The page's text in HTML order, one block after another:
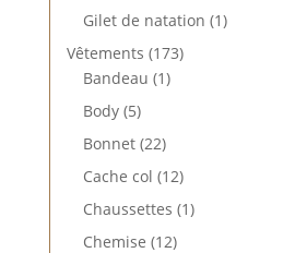
produits
Gilet de natation 11
Vêtements 173173
Bandeau 11
Body 55
produits
Bonnet 2222
produits
Cache col 1212
produits
Chaussettes 11
Chemise 1212